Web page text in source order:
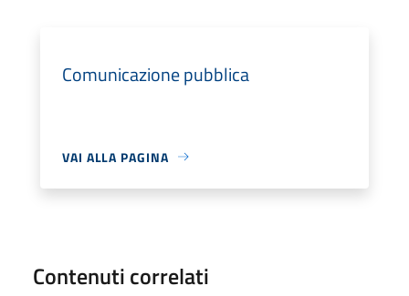
Comunicazione pubblica
VAI ALLA PAGINA
Contenuti correlati